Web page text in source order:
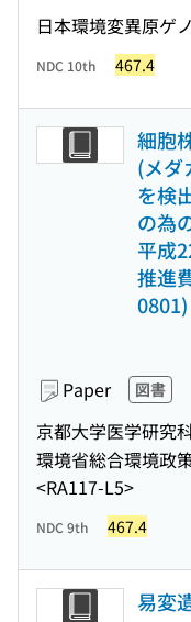
日本環境変異原ゲ
NDC 10th 467.4
細胞
(メダ
を検
の為
平成
推進
0801)
Paper 図書
京都大学医学研究
環境省総合環境政
<RA117-L5>
NDC 9th 467.4
易変